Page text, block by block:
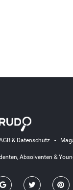
& Datenschutz-
Absolventen &